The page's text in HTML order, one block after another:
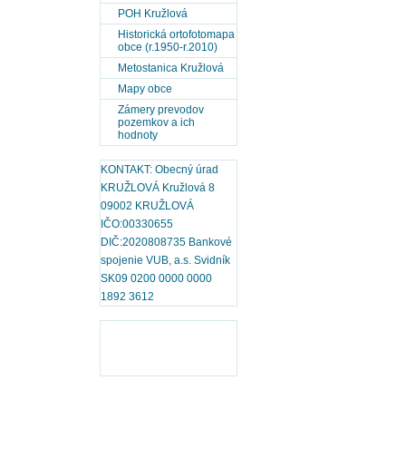
POH Kružlová
Historická ortofotomapa
obce (r.1950-r.2010)
Metostanica Kružlová
Mapy obce
Zámery prevodov
pozemkov a ich
hodnoty
KONTAKT: Obecný úrad
KRUŽLOVÁ Kružlová 8
09002 KRUŽLOVÁ
IČO:00330655
DIČ:2020808735 Bankové
spojenie VUB, a.s. Svidník
SK09 0200 0000 0000
1892 3612